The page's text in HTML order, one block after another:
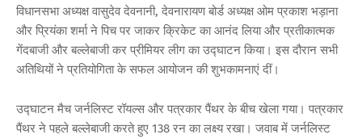
विधानसभा अध्यक्ष वासुदेव देवनानी, देवनारायण बोर्ड अध्यक्ष ओम प्रकाश भड़ाना
और प्रियंका शर्मा ने पिच पर जाकर क्रिकेट का आनंद लिया और प्रतीकात्मक
गेंदबाजी और बल्लेबाजी कर प्रीमियर लीग का उद्घाटन किया। इस दौरान सभी
अतिथियों ने प्रतियोगिता के सफल आयोजन की शुभकामनाएं दीं।
उद्घाटन मैच जर्नलिस्ट रॉयल्स और पत्रकार पैंथर के बीच खेला गया। पत्रकार
पैंथर ने पहले बल्लेबाजी करते हुए 138 रन का लक्ष्य रखा। जवाब में जर्नलिस्ट